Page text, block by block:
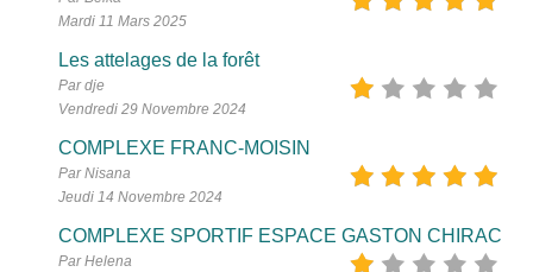
Mardi 11 Mars 2025
Les attelages de la forêt
Par dje
Vendredi 29 Novembre 2024
COMPLEXE FRANC-MOISIN
Par Nisana
Jeudi 14 Novembre 2024
COMPLEXE SPORTIF ESPACE GASTON CHIRAC
Par Helena